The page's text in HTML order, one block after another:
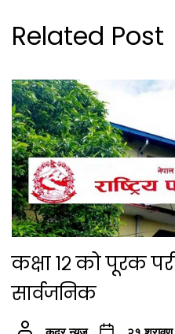
Related Post
कक्षा १२ को पूरक
सार्वजनिक